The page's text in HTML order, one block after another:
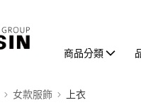
商品分類
女款服飾 上衣